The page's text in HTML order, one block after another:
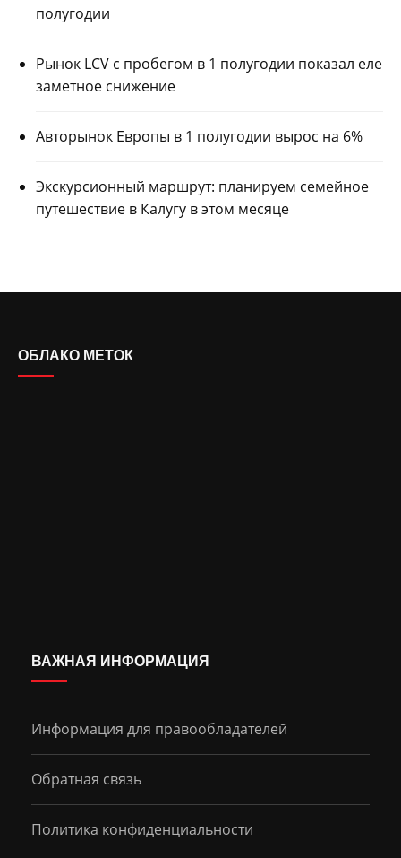
полугодии
Рынок LCV с пробегом в 1 полугодии показал еле
заметное снижение
Авторынок Европы в 1 полугодии вырос на 6%
Экскурсионный маршрут: планируем семейное
путешествие в Калугу в этом месяце
ОБЛАКО МЕТОК
ВАЖНАЯ ИНФОРМАЦИЯ
Информация для правообладателей
Обратная связь
Политика конфиденциальности